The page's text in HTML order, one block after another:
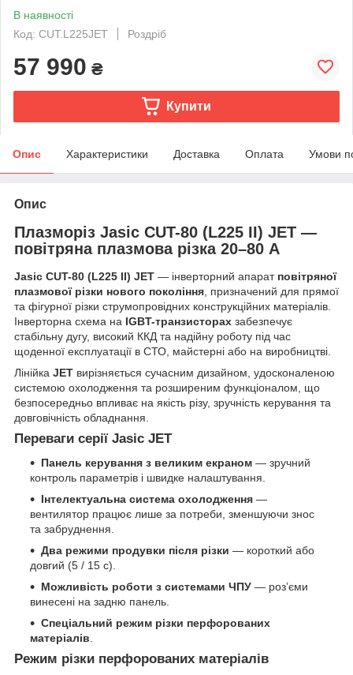
В наявності
Код: CUT.L225JET
Роздріб
57 990 ₴
Купити
Опис Характеристики Доставка Оплата Умови
Опис
Плазморіз Jasic CUT-80 (L225 II) JET —
повітряна плазмова різка 20–80 А
Jasic CUT-80 (L225 II) JET — інверторний апарат повітряної
плазмової різки нового покоління, призначений для прямої
та фігурної різки струмопровідних конструкційних матеріалів.
Інверторна схема на IGBT-транзисторах забезпечує
стабільну дугу, високий ККД та надійну роботу під час
щоденної експлуатації в СТО, майстерні або на виробництві.
Лінійка JET вирізняється сучасним дизайном, удосконаленою
системою охолодження та розширеним функціоналом, що
безпосередньо впливає на якість різу, зручність керування та
довговічність обладнання.
Переваги серії Jasic JET
Панель керування з великим екраном — зручний
контроль параметрів і швидке налаштування.
Інтелектуальна система охолодження —
вентилятор працює лише за потреби, зменшуючи знос
та забруднення.
Два режими продувки після різки — короткий або
довгий (5 / 15 с).
Можливість роботи з системами ЧПУ — роз’єми
винесені на задню панель.
Спеціальний режим різки перфорованих
матеріалів.
Режим різки перфорованих матеріалів